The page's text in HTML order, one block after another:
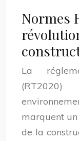
Normes
La
marquent un
de la